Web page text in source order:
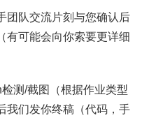
团队交流片刻与您确认后
有可能会向你索要更详细
测/截图（根据作业类型
我们发你终稿（代码，手